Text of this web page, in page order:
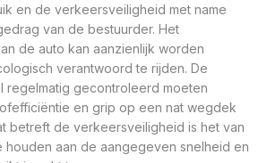
en de verkeersveiligheid met name
van de bestuurder. Het
de auto kan aanzienlijk worden
verantwoord te rijden. De
regelmatig gecontroleerd moeten
en grip op een nat wegdek
betreft de verkeersveiligheid is het van
houden aan de aangegeven snelheid en